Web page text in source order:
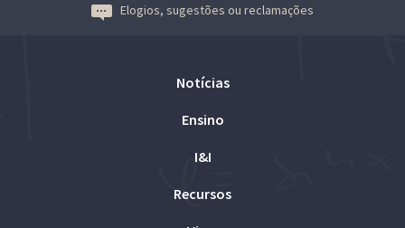
Elogios, sugestões ou reclamações
Notícias
Ensino
I&I
Recursos